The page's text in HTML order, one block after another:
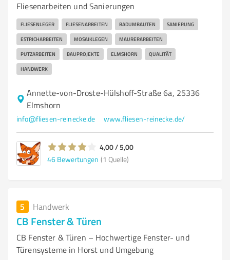
Fliesenarbeiten und Sanierungen
FLIESENLEGER FLIESENARBEITEN BADUMBAUTEN SANIERUNG
ESTRICHARBEITEN MOSAIKLEGEN MAURERARBEITEN
PUTZARBEITEN BAUPROJEKTE ELMSHORN QUALITÄT
HANDWERK
Annette-von-Droste-Hülshoff-Straße 6a, 25336
Elmshorn
info@fliesen-reinecke.de www.fliesen-reinecke.de/
4,00 / 5,00
46 Bewertungen (1 Quelle)
5 Handwerk
CB Fenster & Türen
CB Fenster & Türen – Hochwertige Fenster- und
Türensysteme in Horst und Umgebung